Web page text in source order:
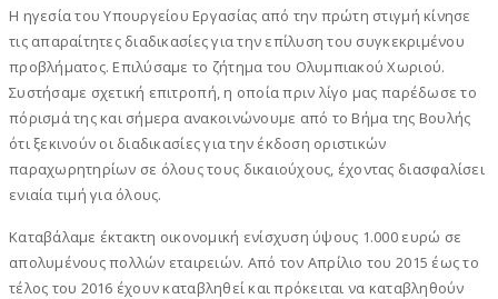
Η ηγεσία του Υπουργείου Εργασίας από την πρώτη στιγμή κίνησε
τις απαραίτητες διαδικασίες για την επίλυση του συγκεκριμένου
προβλήματος. Επιλύσαμε το ζήτημα του Ολυμπιακού Χωριού.
Συστήσαμε σχετική επιτροπή, η οποία πριν λίγο μας παρέδωσε το
πόρισμά της και σήμερα ανακοινώνουμε από το Βήμα της Βουλής
ότι ξεκινούν οι διαδικασίες για την έκδοση οριστικών
παραχωρητηρίων σε όλους τους δικαιούχους, έχοντας διασφαλίσει
ενιαία τιμή για όλους.
Καταβάλαμε έκτακτη οικονομική ενίσχυση ύψους 1.000 ευρώ σε
απολυμένους πολλών εταιρειών. Από τον Απρίλιο του 2015 έως το
τέλος του 2016 έχουν καταβληθεί και πρόκειται να καταβληθούν